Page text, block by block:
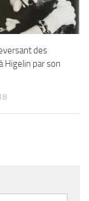
des
Higelin par son